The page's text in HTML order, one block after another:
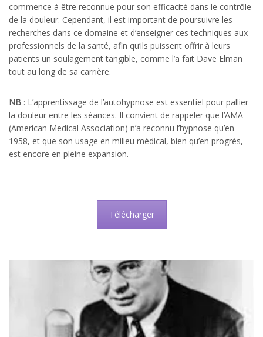
commence à être reconnue pour son efficacité dans le contrôle
de la douleur. Cependant, il est important de poursuivre les
recherches dans ce domaine et d’enseigner ces techniques aux
professionnels de la santé, afin qu’ils puissent offrir à leurs
patients un soulagement tangible, comme l’a fait Dave Elman
tout au long de sa carrière.
NB : L’apprentissage de l’autohypnose est essentiel pour pallier
la douleur entre les séances. Il convient de rappeler que l’AMA
(American Medical Association) n’a reconnu l’hypnose qu’en
1958, et que son usage en milieu médical, bien qu’en progrès,
est encore en pleine expansion.
Télécharger